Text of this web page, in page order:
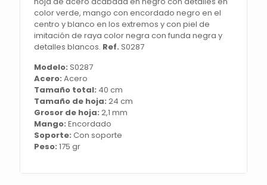
acero
acabada
negro
detalles
color
verde,
mango
encordado
negro
color verde, mango con encordado negro en el
centro y blanco en los extremos y con piel de
imitación de raya color negra con funda negra y
detalles blancos. Ref. S0287
Modelo: S0287
Acero: Acero
Tamaño total: 40 cm
Tamaño de hoja: 24 cm
Grosor de hoja: 2,1 mm
Mango: Encordado
Soporte: Con soporte
Peso: 175 gr